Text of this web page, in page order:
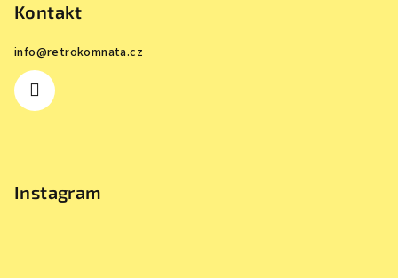
Kontakt
info@retrokomnata.cz
Instagram